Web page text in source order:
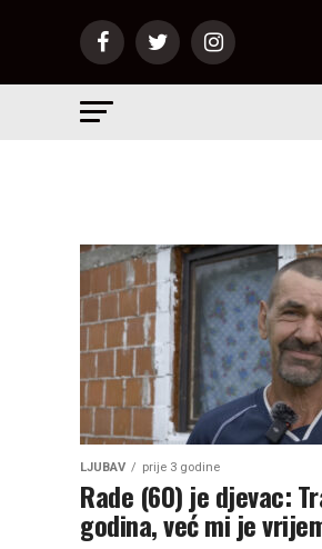
LJUBAV prije 3 godine
Rade (60) je djevac:
godina, već mi je